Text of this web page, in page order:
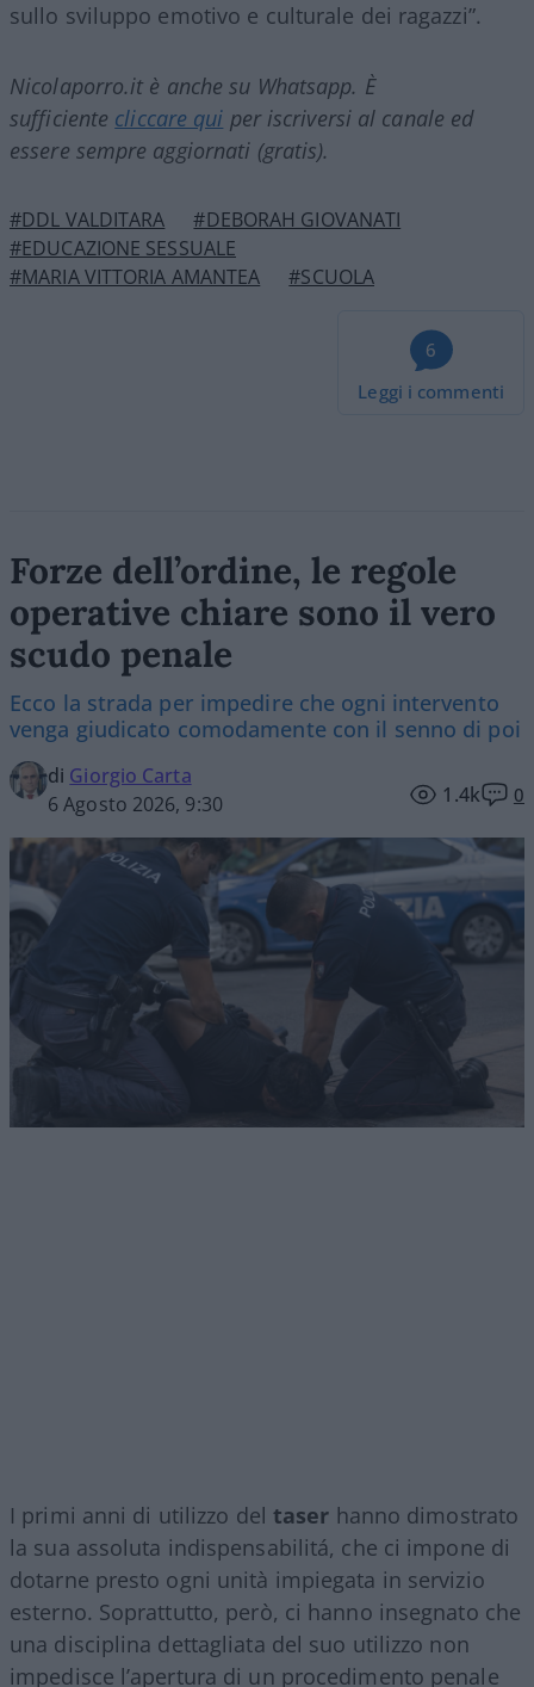
sullo sviluppo emotivo e culturale dei ragazzi”.
Nicolaporro.it è anche su Whatsapp. È
sufficiente cliccare qui per iscriversi al canale ed
essere sempre aggiornati (gratis).
#DDL VALDITARA
#DEBORAH GIOVANATI
#EDUCAZIONE SESSUALE
#MARIA VITTORIA AMANTEA
#SCUOLA
6
Leggi i commenti
Forze dell’ordine, le regole
operative chiare sono il vero
scudo penale
Ecco la strada per impedire che ogni intervento
venga giudicato comodamente con il senno di poi
di Giorgio Carta
6 Agosto 2026, 9:30
1.4k 0
I primi anni di utilizzo del taser hanno dimostrato
la sua assoluta indispensabilitá, che ci impone di
dotarne presto ogni unità impiegata in servizio
esterno. Soprattutto, però, ci hanno insegnato che
una disciplina dettagliata del suo utilizzo non
impedisce l’apertura di un procedimento penale